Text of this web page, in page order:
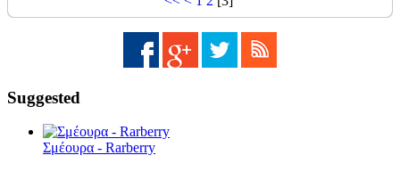
Suggested
Σμέουρα - Rarberry